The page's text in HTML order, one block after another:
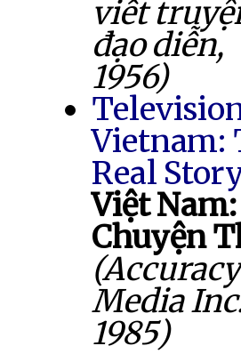
viết
đạo diễn,
1956)
Vietnam:
Real
Việt
Chuyện
Media
1985)